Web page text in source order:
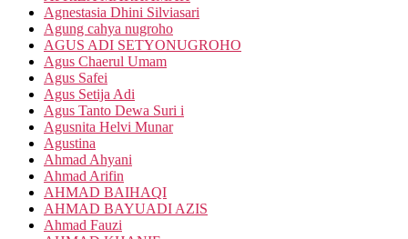
Agnestasia Dhini Silviasari
Agung cahya nugroho
AGUS ADI SETYONUGROHO
Agus Chaerul Umam
Agus Safei
Agus Setija Adi
Agus Tanto Dewa Suri i
Agusnita Helvi Munar
Agustina
Ahmad Ahyani
Ahmad Arifin
AHMAD BAIHAQI
AHMAD BAYUADI AZIS
Ahmad Fauzi